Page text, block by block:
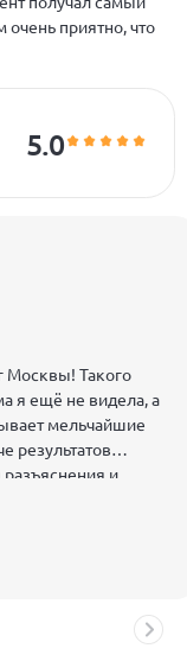
приятно, что
5.0
Москвы! Такого
я ещё не видела, а
мельчайшие
результатов
и
доброжелательна
от Бога! Ольге
и благополучия! С